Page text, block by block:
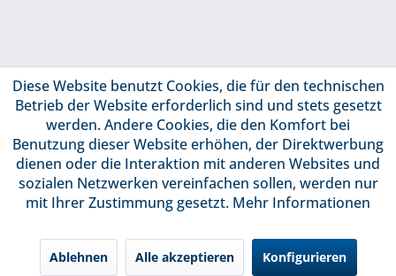
Diese Website benutzt Cookies, die für den technischen
Betrieb der Website erforderlich sind und stets gesetzt
werden. Andere Cookies, die den Komfort bei
Benutzung dieser Website erhöhen, der Direktwerbung
dienen oder die Interaktion mit anderen Websites und
sozialen Netzwerken vereinfachen sollen, werden nur
mit Ihrer Zustimmung gesetzt. Mehr Informationen
Ablehnen Alle akzeptieren Konfigurieren